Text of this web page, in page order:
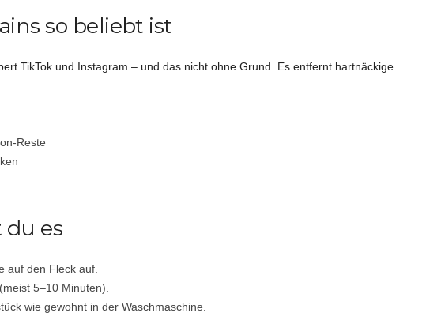
so beliebt ist
TikTok und Instagram – und das nicht ohne Grund. Es entfernt hartnäckige
Reste
du es
auf den Fleck auf.
5–10 Minuten).
wie gewohnt in der Waschmaschine.